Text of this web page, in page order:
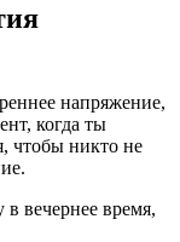
напряжение,
когда ты
чтобы никто не
вечернее время,